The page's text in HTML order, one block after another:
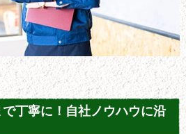
丁寧に！自社ノウハウに沿